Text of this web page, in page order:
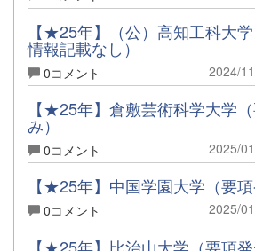
【★25年】（公）高知工科大
情報記載なし）
0コメント 2024/
【★25年】倉敷芸術科学大学
み）
0コメント 2025/
【★25年】中国学園大学（要項
0コメント 2025/
【★25年】比治山大学（要項発